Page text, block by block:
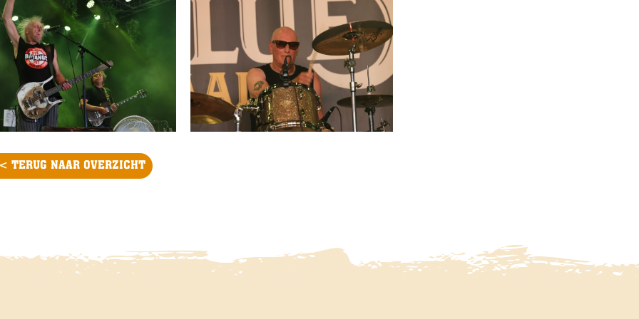
TERUG NAAR OVERZICHT